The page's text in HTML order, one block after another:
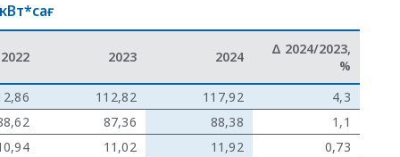
2022 2023 2024
Δ 2024/2023,
%
112,82 117,92
4,3
87,36 88,38
1,1
11,02 11,92
0,73